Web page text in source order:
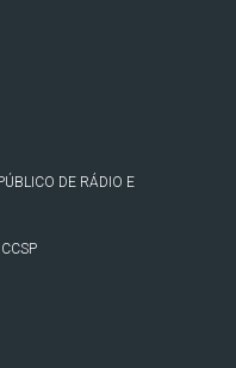
DE RÁDIO E